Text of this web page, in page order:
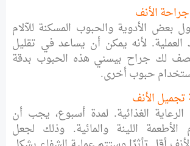
الأنف
الأدوية والحبوب المسكنة للآلام
لأنه يمكن أن يساعد في تقليل
لك جراح بيسني هذه الحبوب بدقة
حبوب أخرى.
الأنف
الغذائية. لمدة أسبوع، يجب أن
اللينة والمائية. وذلك لجعل